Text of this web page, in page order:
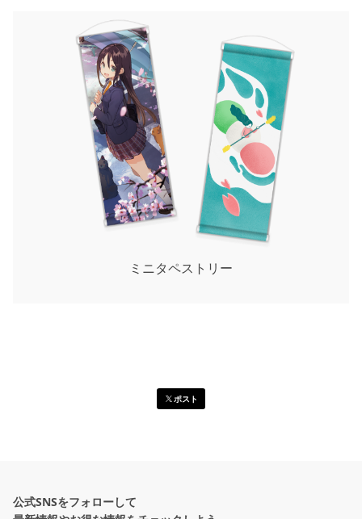
ミニタペストリー
ポスト
公式SNSをフォローして